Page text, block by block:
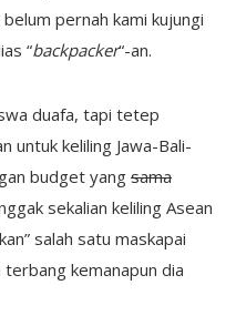
pernah kami kujungi
“backpacker“-an.
duafa, tapi tetep
untuk keliling Jawa-Bali-
budget yang sama
sekalian keliling Asean
salah satu maskapai
kemanapun dia